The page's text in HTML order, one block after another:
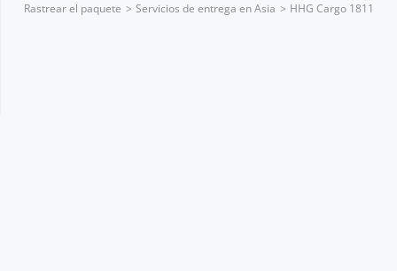
Rastrear el paquete Servicios de entrega en Asia HHG Cargo 1811